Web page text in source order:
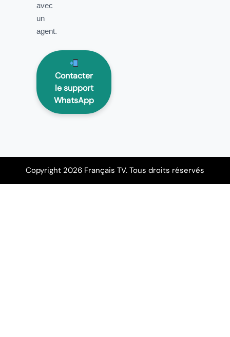
avec
un
agent.
Contacter
le support
WhatsApp
Copyright 2026 Français TV. Tous droits réservés